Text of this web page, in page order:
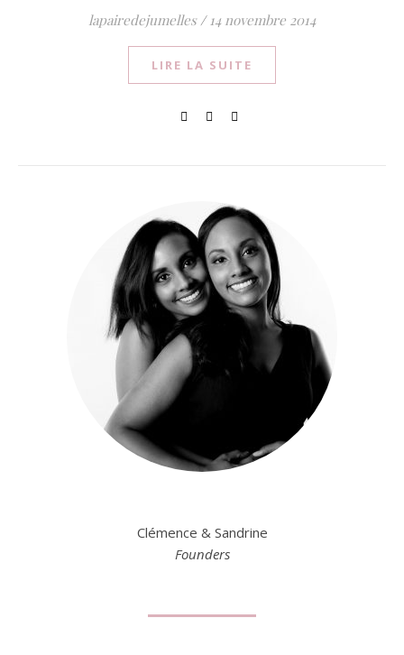
lapairedejumelles / 14 novembre 2014
LIRE LA SUITE
Clémence & Sandrine
Founders